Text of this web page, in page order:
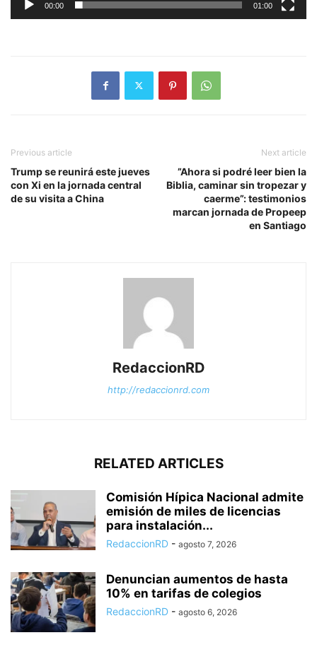
00:00 01:00
Previous article
Trump se reunirá este jueves
con Xi en la jornada central
de su visita a China
Next article
”Ahora si podré leer bien la
Biblia, caminar sin tropezar y
caerme”: testimonios
marcan jornada de Propeep
en Santiago
RedaccionRD
http://redaccionrd.com
RELATED ARTICLES
Comisión Hípica Nacional admite
emisión de miles de licencias
para instalación...
RedaccionRD - agosto 7, 2026
Denuncian aumentos de hasta
10% en tarifas de colegios
RedaccionRD - agosto 6, 2026